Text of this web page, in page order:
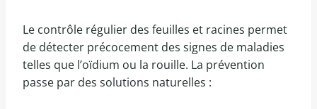
Le contrôle régulier des feuilles et racines permet
de détecter précocement des signes de maladies
telles que l’oïdium ou la rouille. La prévention
passe par des solutions naturelles :